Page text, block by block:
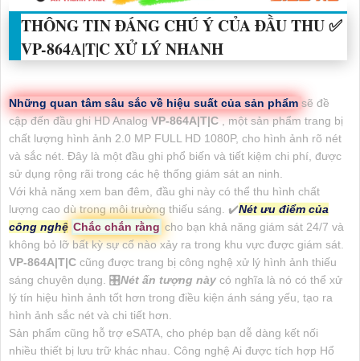
THÔNG TIN ĐÁNG CHÚ Ý CỦA ĐẦU THU ✅
VP-864A|T|CXỬ LÝ NHANH
Những quan tâm sâu sắc về hiệu suất của sản phẩm sẽ đề
cập đến đầu ghi HD AnalogVP-864A|T|C, một sản phẩm trang bị
chất lượng hình ảnh 2.0 MP FULL HD 1080P, cho hình ảnh rõ nét
và sắc nét. Đây là một đầu ghi phổ biến và tiết kiệm chi phí, được
sử dụng rộng rãi trong các hệ thống giám sát an ninh.
Với khả năng xem ban đêm, đầu ghi này có thể thu hình chất
lượng cao dù trong môi trường thiếu sáng. ✔️Nét ưu điểm của
công nghệ Chắc chắn rằng cho bạn khả năng giám sát 24/7 và
không bỏ lỡ bất kỳ sự cố nào xảy ra trong khu vực được giám sát.
VP-864A|T|C cũng được trang bị công nghệ xử lý hình ảnh thiếu
sáng chuyên dụng. 🎛Nét ấn tượng này có nghĩa là nó có thể xử
lý tín hiệu hình ảnh tốt hơn trong điều kiện ánh sáng yếu, tạo ra
hình ảnh sắc nét và chi tiết hơn.
Sản phẩm cũng hỗ trợ eSATA, cho phép bạn dễ dàng kết nối
nhiều thiết bị lưu trữ khác nhau. Công nghệ Ai được tích hợp Hổ